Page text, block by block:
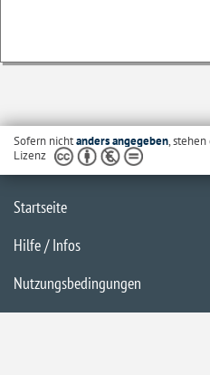
Sofern nichtanders angegeben,
Lizenz
Startseite
Hilfe / Infos
Nutzungsbedingungen